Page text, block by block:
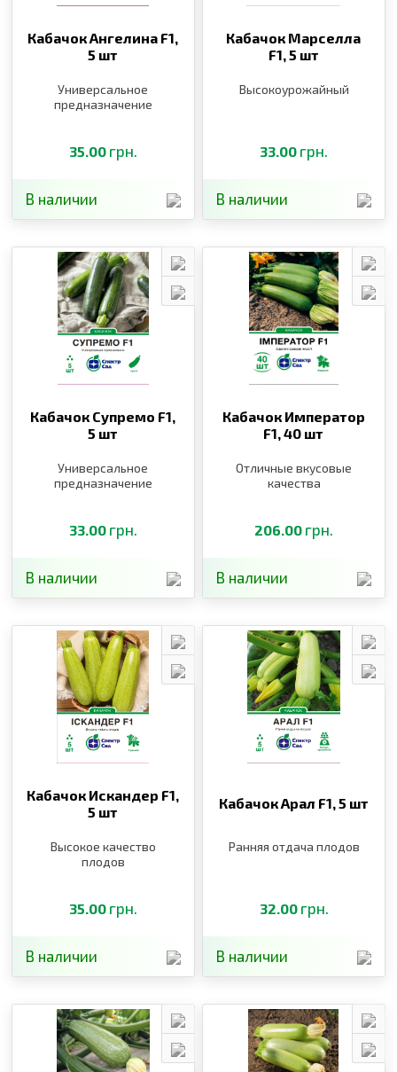
Кабачок Ангелина F1,
5 шт
Универсальное
предназначение
35.00 грн.
В наличии
Кабачок Марселла
F1,5 шт
Высокоурожайный
33.00 грн.
В наличии
Кабачок Супремо F1,
5 шт
Универсальное
предназначение
33.00 грн.
В наличии
Кабачок Император
F1,40 шт
Отличные вкусовые
качества
206.00 грн.
В наличии
Кабачок Искандер F1,
5 шт
Высокое качество
плодов
35.00 грн.
В наличии
Кабачок Арал F1,5 шт
Ранняя отдача плодов
32.00 грн.
В наличии